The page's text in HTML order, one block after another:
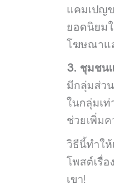
แคมเปญ
ยอดนิยม
โฆษณาแ
3. ชุมชน
มีกลุ่มส่ว
ในกลุ่มเ
ช่วยเพิ่ม
วิธีนี้ทำใ
โพสต์เรื่
เขา!